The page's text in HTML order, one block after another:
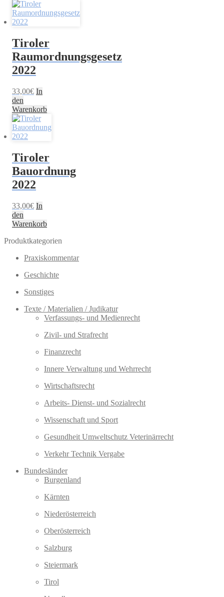
Tiroler
Raumordnungsgesetz
2022
33,00€ In
den
Warenkorb
Tiroler
Bauordnung
2022
33,00€ In
den
Warenkorb
Produktkategorien
Praxiskommentar
Geschichte
Sonstiges
Texte / Materialien / Judikatur
Verfassungs- und Medienrecht
Zivil- und Strafrecht
Finanzrecht
Innere Verwaltung und Wehrrecht
Wirtschaftsrecht
Arbeits- Dienst- und Sozialrecht
Wissenschaft und Sport
Gesundheit Umweltschutz Veterinärrecht
Verkehr Technik Vergabe
Bundesländer
Burgenland
Kärnten
Niederösterreich
Oberösterreich
Salzburg
Steiermark
Tirol